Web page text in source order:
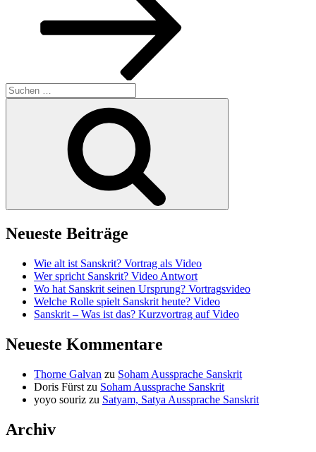
Suchen
nach:
Neueste Beiträge
Wie alt ist Sanskrit? Vortrag als Video
Wer spricht Sanskrit? Video Antwort
Wo hat Sanskrit seinen Ursprung? Vortragsvideo
Welche Rolle spielt Sanskrit heute? Video
Sanskrit – Was ist das? Kurzvortrag auf Video
Neueste Kommentare
Thorne Galvan zu Soham Aussprache Sanskrit
Doris Fürst zu Soham Aussprache Sanskrit
yoyo souriz zu Satyam, Satya Aussprache Sanskrit
Archiv